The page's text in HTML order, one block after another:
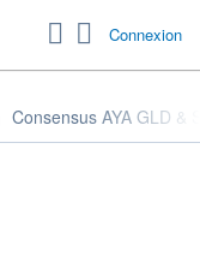
Connexion
Consensus AYA GLD &